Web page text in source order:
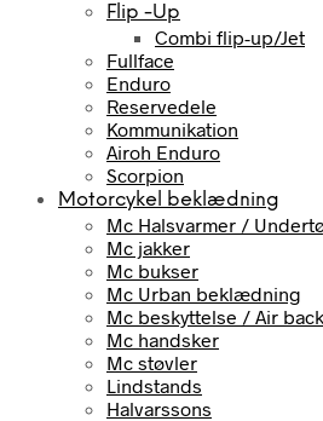
Flip -Up
Combi flip-up/Jet
Fullface
Enduro
Reservedele
Kommunikation
Airoh Enduro
Scorpion
Motorcykel beklædning
Mc Halsvarmer /
Mc jakker
Mc bukser
Mc Urban beklædning
Mc beskyttelse / Air
Mc handsker
Mc støvler
Lindstands
Halvarssons